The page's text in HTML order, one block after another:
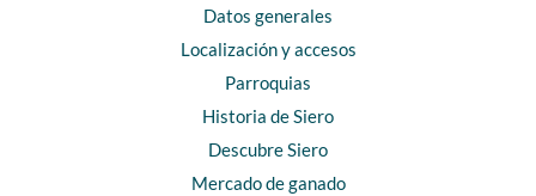
Datos generales
Localización y accesos
Parroquias
Historia de Siero
Descubre Siero
Mercado de ganado